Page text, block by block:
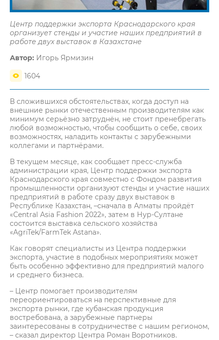
Центр поддержки экспорта Краснодарского края
организует стенды и участие наших предприятий в
работе двух выставок в Казахстане
Автор: Игорь Ярмизин
1604
В сложившихся обстоятельствах, когда доступ на
внешние рынки отечественным производителям как
минимум серьёзно затруднён, не стоит пренебрегать
любой возможностью, чтобы сообщить о себе, своих
возможностях, наладить контакты с зарубежными
коллегами и партнёрами.
В текущем месяце, как сообщает пресс-служба
администрации края, Центр поддержки экспорта
Краснодарского края совместно с Фондом развития
промышленности организуют стенды и участие наших
предприятий в работе сразу двух выставок в
Республике Казахстан, –сначала в Алматы пройдёт
«Central Asia Fashion 2022», затем в Нур-Султане
состоится выставка сельского хозяйства
«AgriTek/FarmTek Astana».
Как говорят специалисты из Центра поддержки
экспорта, участие в подобных мероприятиях может
быть особенно эффективно для предприятий малого
и среднего бизнеса.
– Центр помогает производителям
переориентироваться на перспективные для
экспорта рынки, где кубанская продукция
востребована, а зарубежные партнеры
заинтересованы в сотрудничестве с нашим регионом,
– сказал директор Центра Роман Воротников.